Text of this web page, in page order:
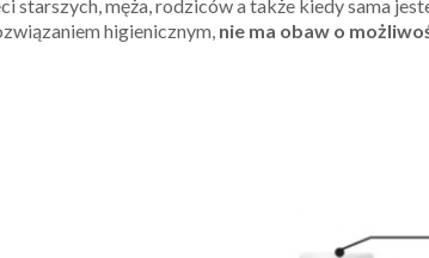
starszych, męża, rodziców a także kiedy sama
higienicznym, nie ma obaw o